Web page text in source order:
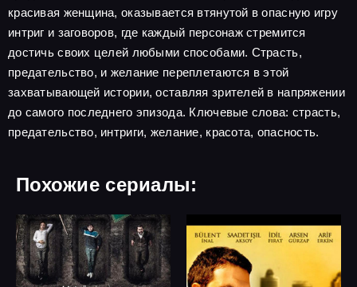
красивая женщина, оказывается втянутой в опасную игру
интриг и заговоров, где каждый персонаж стремится
достичь своих целей любыми способами. Страсть,
предательство, и желание переплетаются в этой
захватывающей истории, оставляя зрителей в напряжении
до самого последнего эпизода. Ключевые слова: страсть,
предательство, интриги, желание, красота, опасность.
Похожие сериалы: